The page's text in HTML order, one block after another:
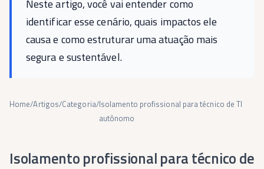
Neste artigo, você vai entender como
identificar esse cenário, quais impactos ele
causa e como estruturar uma atuação mais
segura e sustentável.
Home/Artigos/Categoria/Isolamento profissional para técnico de TI
autônomo
Isolamento profissional para técnico de